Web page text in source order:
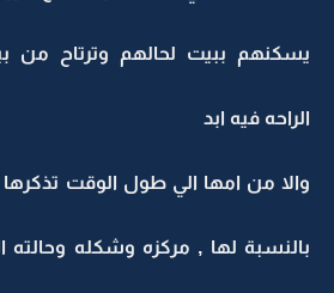
يسكنهم ببيت لحالهم وترتاح من
الراحه فيه ابد
والا من امها الي طول الوقت
بالنسبة لها , مركزه وشكله وحالته